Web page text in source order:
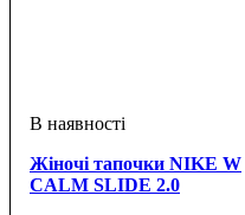
Жіночі тапочки NIKE W
CALM SLIDE 2.0